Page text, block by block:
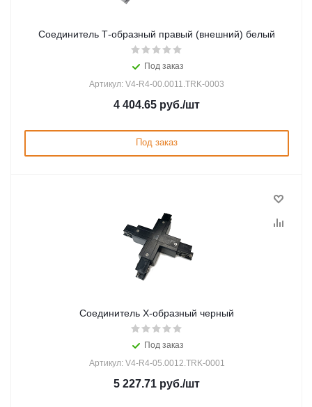
Соединитель Т-образный правый (внешний) белый
Под заказ
Артикул: V4-R4-00.0011.TRK-0003
4 404.65 руб./шт
Под заказ
Соединитель X-образный черный
Под заказ
Артикул: V4-R4-05.0012.TRK-0001
5 227.71 руб./шт